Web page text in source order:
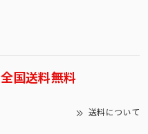
全国送料無料
送料について